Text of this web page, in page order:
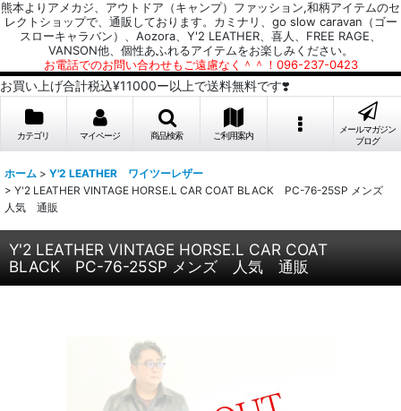
熊本よりアメカジ、アウトドア（キャンプ）ファッション,和柄アイテムのセ
レクトショップで、通販しております。カミナリ、go slow caravan（ゴー
スローキャラバン）、Aozora、Y'2 LEATHER、喜人、FREE RAGE、
VANSON他、個性あふれるアイテムをお楽しみください。
お電話でのお問い合わせもご遠慮なく＾＾！096-237-0423
お買い上げ合計税込¥11000ー以上で送料無料です❣️
カテゴリ マイページ 商品検索 ご利用案内
メールマガジン
ブログ
ホーム > Y'2 LEATHER ワイツーレザー
> Y'2 LEATHER VINTAGE HORSE.L CAR COAT BLACK PC-76-25SP メンズ
人気 通販
Y'2 LEATHER VINTAGE HORSE.L CAR COAT
BLACK PC-76-25SP メンズ 人気 通販